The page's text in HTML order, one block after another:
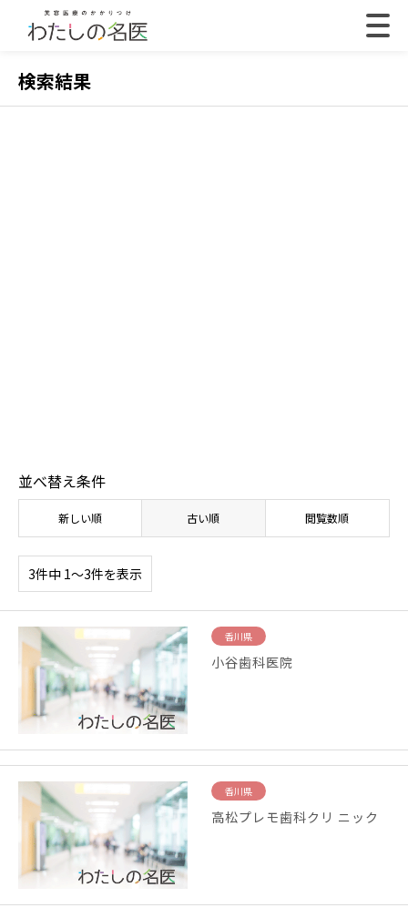
検索結果
並べ替え条件
新しい順 古い順 閲覧数順
3件中 1〜3件を表示
香川県
小谷歯科医院
香川県
高松プレモ歯科クリ ニック